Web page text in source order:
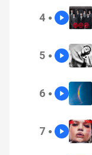
4 ●
5 ●
6 ●
7 ●